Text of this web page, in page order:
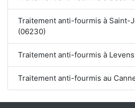
Traitement anti-fourmis à Saint-
(06230)
Traitement anti-fourmis à
Traitement anti-fourmis au